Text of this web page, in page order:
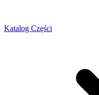
Katalog Części